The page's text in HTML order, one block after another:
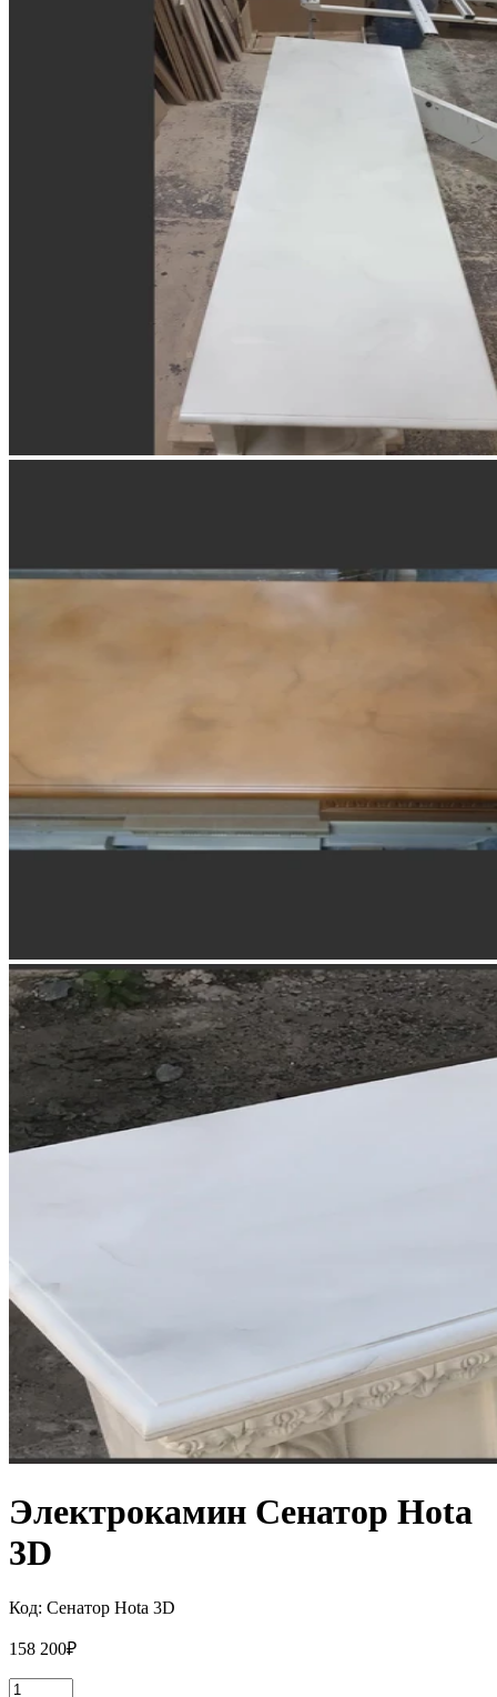
Электрокамин Сенатор Hota
3D
Код: Сенатор Hota 3D
158 200₽